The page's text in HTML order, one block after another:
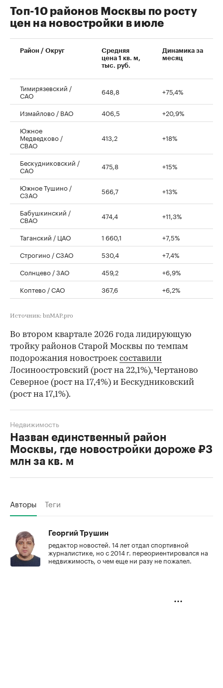
00:00 / 00:00
Топ-10 районов Москвы по росту
цен на новостройки в июле
Район / Округ
Средняя
цена 1 кв. м,
тыс. руб.
Динамика за
месяц
Тимирязевский /
САО 648,8 +75,4%
Измайлово / ВАО 406,5
+20,9%
Южное
Медведково /
СВАО
413,2 +18%
Бескудниковский /
САО 475,8 +15%
Южное Тушино /
СЗАО 566,7 +13%
Бабушкинский /
СВАО 474,4 +11,3%
Таганский / ЦАО 1 660,1
+7,5%
Строгино / СЗАО
530,4
+7,4%
Солнцево / ЗАО
459,2
+6,9%
Коптево / САО
367,6 +6,2%
Источник: bnMAP.pro
Во втором квартале 2026 года лидирующую
тройку районов Старой Москвы по темпам
подорожания новостроек составили
Лосиноостровский (рост на 22,1%), Чертаново
Северное (рост на 17,4%) и Бескудниковский
(рост на 17,1%).
Назван единственный район
Москвы, где новостройки дороже ₽3
млн за кв. м
Недвижимость
Авторы Теги
Георгий Трушин
редактор новостей. 14 лет отдал спортивной
журналистике, но с 2014 г. переориентировался на
недвижимость, о чем еще ни разу не пожалел.